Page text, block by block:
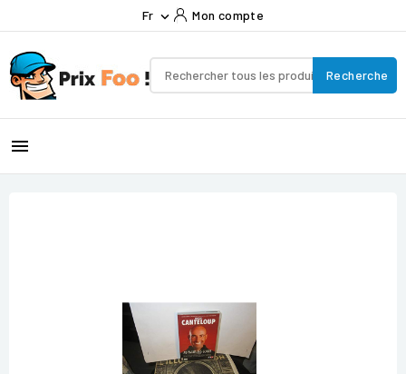
Fr  Mon compte
Recherche
